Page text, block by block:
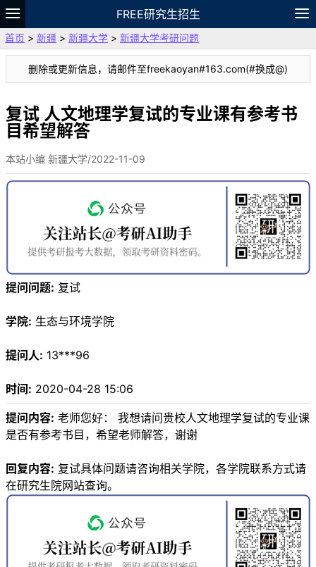
FREE研究生招生
题库
故事 专题 APP 笔记
VIP
资料
首页 > 新疆 > 新疆大学 > 新疆大学考研问题
删除或更新信息，请邮件至freekaoyan#163.com(#换成@)
复试 人文地理学复试的专业课有参考书
目希望解答
本站小编 新疆大学/2022-11-09
提问问题: 复试
学院: 生态与环境学院
提问人: 13***96
时间: 2020-04-28 15:06
提问内容: 老师您好： 我想请问贵校人文地理学复试的专业课
是否有参考书目，希望老师解答，谢谢
回复内容: 复试具体问题请咨询相关学院，各学院联系方式请
在研究生院网站查询。